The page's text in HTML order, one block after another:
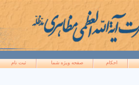
احکام صفحه ويژه شما ثبت نام